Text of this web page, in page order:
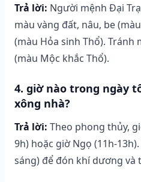
Trả lời: Người mệnh Đại
màu vàng đất, nâu, be
(màu Hỏa sinh Thổ). Tránh
(màu Mộc khắc Thổ).
4. giờ nào trong ngày
xông nhà?
Trả lời: Theo phong thủy,
9h) hoặc giờ Ngọ (11h-
sáng) để đón khí dương và